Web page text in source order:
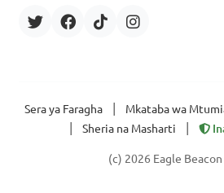
Sera ya Faragha Mkataba wa
Sheria na Masharti
(c) 2026 Eagle